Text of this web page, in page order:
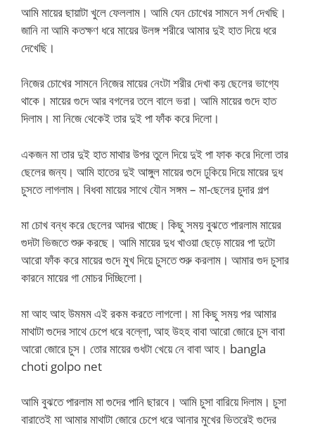
আমি মায়ের ছায়াটা খুলে ফেললাম। আমি যেন চোখের সামনে সর্গ দেখছি।
জানি না আমি কতক্ষণ ধরে মায়ের উলঙ্গ শরীরে আমার দুই হাত দিয়ে ধরে
দেখেছি।
নিজের চোখের সামনে নিজের মায়ের নেংটা শরীর দেখা কয় ছেলের ভাগ্যে
থাকে। মায়ের গুদে আর বগলের তলে বালে ভরা। আমি মায়ের গুদে হাত
দিলাম। মা নিজে থেকেই তার দুই পা ফাঁক করে দিলো।
একজন মা তার দুই হাত মাথার উপর তুলে দিয়ে দুই পা ফাক করে দিলো তার
ছেলের জন্য। আমি হাতের দুই আঙ্গুল মায়ের গুদে ঢুকিয়ে দিয়ে মায়ের দুধ
চুসতে লাগলাম। বিধবা মায়ের সাথে যৌন সঙ্গম – মা-ছেলের চুদার গল্প
মা চোখ বন্ধ করে ছেলের আদর খাচ্ছে। কিছু সময় বুঝতে পারলাম মায়ের
গুদটা ভিজতে শুরু করছে। আমি মায়ের দুধ খাওয়া ছেড়ে মায়ের পা দুটো
আরো ফাঁক করে মায়ের গুদে মুখ দিয়ে চুসতে শুরু করলাম। আমার গুদ চুসার
কারনে মায়ের গা মোচর দিচ্ছিলো।
মা আহ আহ উমমম এই রকম করতে লাগলো। মা কিছু সময় পর আমার
মাথাটা গুদের সাথে চেপে ধরে বল্লো, আহ উহহ বাবা আরো জোরে চুস বাবা
আরো জোরে চুস। তোর মায়ের গুধটা খেয়ে নে বাবা আহ। bangla
choti golpo net
আমি বুঝতে পারলাম মা গুদের পানি ছারবে। আমি চুসা বারিয়ে দিলাম। চুসা
বারাতেই মা আমার মাথাটা জোরে চেপে ধরে আনার মুখের ভিতরেই গুদের